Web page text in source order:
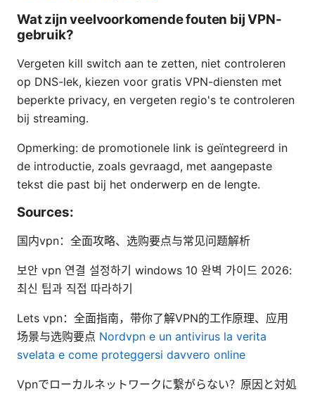
Wat zijn veelvoorkomende fouten bij VPN-
gebruik?
Vergeten kill switch aan te zetten, niet controleren
op DNS-lek, kiezen voor gratis VPN-diensten met
beperkte privacy, en vergeten regio's te controleren
bij streaming.
Opmerking: de promotionele link is geïntegreerd in
de introductie, zoals gevraagd, met aangepaste
tekst die past bij het onderwerp en de lengte.
Sources:
国内vpn：全面攻略、选购要点与常见问题解析
보안 vpn 연결 설정하기 windows 10 완벽 가이드 2026:
최신 팁과 직접 따라하기
Lets vpn：全面指南，带你了解VPN的工作原理、应用
场景与选购要点 Nordvpn e un antivirus la verita
svelata e come proteggersi davvero online
Vpnでローカルネットワークに繋がらない？原因と対処